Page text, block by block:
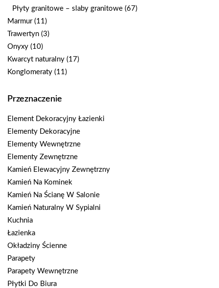
Płyty granitowe – slaby granitowe (67)
Marmur (11)
Trawertyn (3)
Onyxy (10)
Kwarcyt naturalny (17)
Konglomeraty (11)
Przeznaczenie
Element Dekoracyjny Łazienki
Elementy Dekoracyjne
Elementy Wewnętrzne
Elementy Zewnętrzne
Kamień Elewacyjny Zewnętrzny
Kamień Na Kominek
Kamień Na Ścianę W Salonie
Kamień Naturalny W Sypialni
Kuchnia
Łazienka
Okładziny Ścienne
Parapety
Parapety Wewnętrzne
Płytki Do Biura